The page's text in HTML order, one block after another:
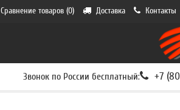
Сравнение товаров (0) Доставка Контакты
Звонок по России бесплатный: +7